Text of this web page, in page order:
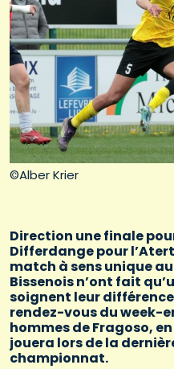
©Alber Krier
Direction une finale
Differdange pour
match à sens unique
Bissenois n’ont fait
soignent leur
rendez-vous du week-
hommes de Fragoso,
jouera lors de la
championnat.